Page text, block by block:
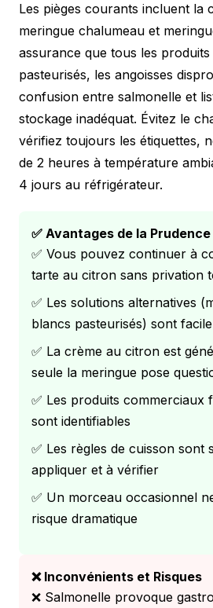
Les pièges courants incluent la
meringue chalumeau et
assurance que tous les
pasteurisés, les angoisses
confusion entre salmonelle et
stockage inadéquat. Évitez le
vérifiez toujours les étiquettes,
de 2 heures à température
4 jours au réfrigérateur.
✅ Avantages de la Prudence
✅ Vous pouvez continuer à
tarte au citron sans privation
✅ Les solutions alternatives
blancs pasteurisés) sont
✅ La crème au citron est
seule la meringue pose
✅ Les produits commerciaux
sont identifiables
✅ Les règles de cuisson sont
appliquer et à vérifier
✅ Un morceau occasionnel
risque dramatique
❌ Inconvénients et Risques
❌ Salmonelle provoque